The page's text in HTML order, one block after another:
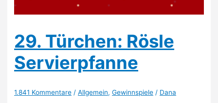
29. Türchen: Rösle
Servierpfanne
1.841 Kommentare /Allgemein,Gewinnspiele / Dana